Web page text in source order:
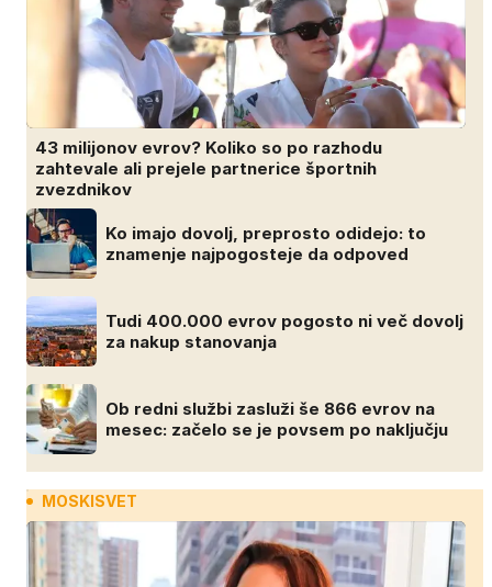
43 milijonov evrov? Koliko so po razhodu
zahtevale ali prejele partnerice športnih
zvezdnikov
Ko imajo dovolj, preprosto odidejo: to
znamenje najpogosteje da odpoved
Tudi 400.000 evrov pogosto ni več dovolj
za nakup stanovanja
Ob redni službi zasluži še 866 evrov na
mesec: začelo se je povsem po naključju
MOSKISVET